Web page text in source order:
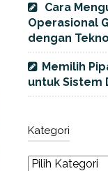
Cara
Operasional
dengan
Memilih
untuk Sistem
Kategori